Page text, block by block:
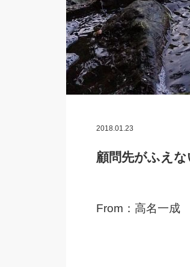
2018.01.23
顧問先がふえな
From：高名一成